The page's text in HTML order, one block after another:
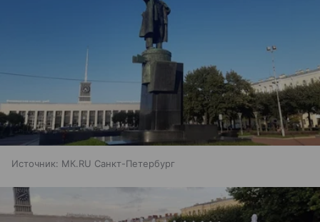
Источник: МК.RU Санкт-Петербург